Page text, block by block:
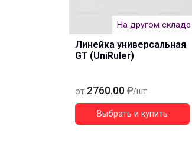
На другом складе
Линейка универсальная
GT (UniRuler)
от 2760.00 /шт
Выбрать и купить